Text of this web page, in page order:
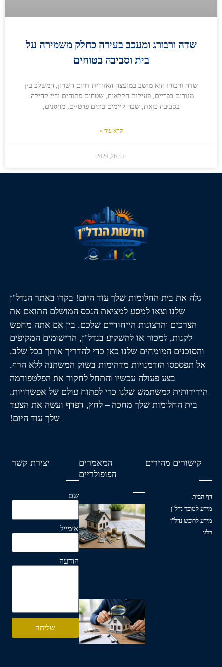
שדה ורבורג ומעכב בעירה כחלק משמירה על
בית וסביבה בטוחים
שדה ורבורג הוא מושב במועצה האזורית דרום השרון, המשלב בין
מגורים כפריים, פעילות חקלאית, שטחים פתוחים וחיי קהילה.
בסביבה כזאת, שבה קיימים בתים פרטיים, מחסנים,
קרא עוד »
יולי 26, 2026
גלה את בית החלומות שלך עוד היום! בקרו באתר הנדל"ן
שלנו וצאו למסע למציאת הנכס המושלם התואם את
הצרכים והרצונות הייחודיים שלכם. בין אם אתה מחפש
לקנות, למכור או להשקיע בנדל"ן, הרישומים המקיפים
והסוכנים המומחים שלנו כאן כדי להדריך אותך בכל שלב.
אל תפספסו הזדמנויות מדהימות בשוק המשתנה ללא הרף.
בצע פעולה עכשיו והתחל לחקור את הפלטפורמה
הידידותית למשתמש שלנו כדי לפתוח עולם של אפשרויות.
בית החלומות שלך מחכה – לחץ, דפדף ועשה את הצעד
שלך עוד היום!
קישורים מהירים
דף הבית
מידע למוכר נדל"ן
מידע לרוכש נדל"ן
בלוג
המאמרים
הפופולריים
נלוות
לרכישת
קרא עוד »
לבדוק
לפני
שקונים
יצירת קשר
שם
אימייל
הודעה
שליחה